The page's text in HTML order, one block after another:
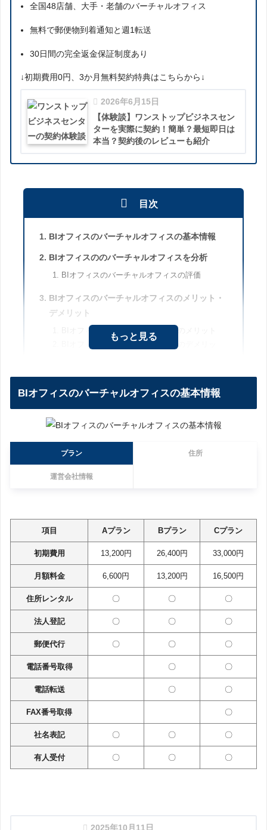
全国48店舗、大手・老舗のバーチャルオフィス
無料で郵便物到着通知と週1転送
30日間の完全返金保証制度あり
↓初期費用0円、3か月無料契約特典はこちらから↓
2026年6月15日
【体験談】ワンストップビジネスセン
ターを実際に契約！簡単？最短即日は
本当？契約後のレビューも紹介
目次
BIオフィスのバーチャルオフィスの基本情報
BIオフィスののバーチャルオフィスを分析
BIオフィスのバーチャルオフィスの評価
BIオフィスのバーチャルオフィスのメリット・
デメリット
BIオフィスのバーチャルオフィスのメリット
BIオフィスのバーチャルオフィスのデメリッ
もっと見る
BIオフィスのバーチャルオフィスの基本情報
プラン 住所
運営会社情報
項目 Aプラン Bプラン Cプラン
初期費用 13,200円 26,400円 33,000円
月額料金 6,600円 13,200円 16,500円
住所レンタル 〇 〇 〇
法人登記 〇 〇 〇
郵便代行 〇 〇 〇
電話番号取得 〇 〇
電話転送 〇 〇
FAX番号取得 〇
社名表記 〇 〇 〇
有人受付 〇 〇 〇
2025年10月11日